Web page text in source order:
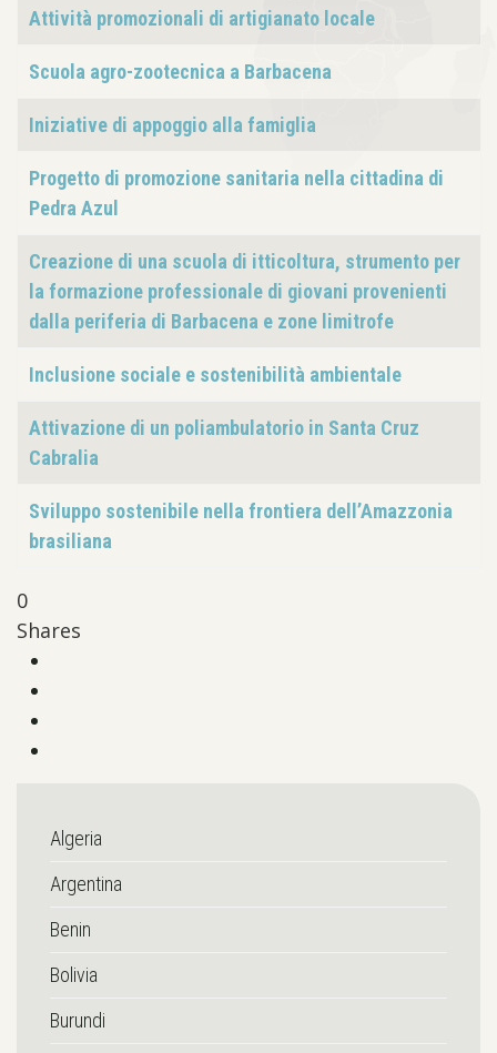
Attività promozionali di artigianato locale
Scuola agro-zootecnica a Barbacena
Iniziative di appoggio alla famiglia
Progetto di promozione sanitaria nella cittadina di
Pedra Azul
Creazione di una scuola di itticoltura, strumento per
la formazione professionale di giovani provenienti
dalla periferia di Barbacena e zone limitrofe
Inclusione sociale e sostenibilità ambientale
Attivazione di un poliambulatorio in Santa Cruz
Cabralia
Sviluppo sostenibile nella frontiera dell’Amazzonia
brasiliana
0
Shares
Algeria
Argentina
Benin
Bolivia
Burundi